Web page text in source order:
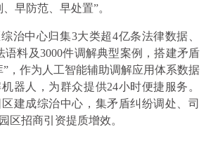
早防范、早处置”。
治中心归集3大类超4亿条法律数据、
语料及3000件调解典型案例，搭建矛盾
，作为人工智能辅助调解应用体系数据
器人，为群众提供24小时便捷服务。
建成综治中心，集矛盾纠纷调处、司
区招商引资提质增效。